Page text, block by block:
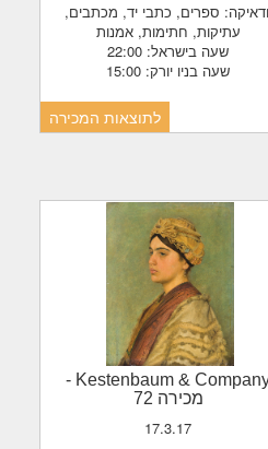
עתיקות, חתימות, אמנות
שעה בישראל: 22:00
שעה בניו יורק: 15:00
לתוצאות המכירה
Kestenbaum &
-
מכירה 72
17.3.17